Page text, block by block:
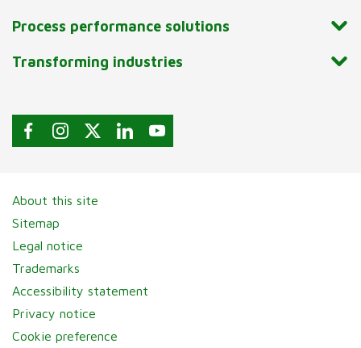
Process performance solutions
Transforming industries
About this site
Sitemap
Legal notice
Trademarks
Accessibility statement
Privacy notice
Cookie preference